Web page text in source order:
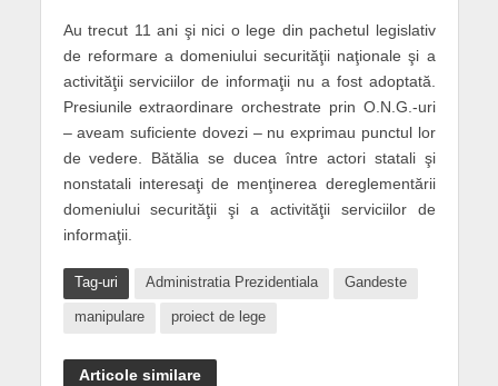
Au trecut 11 ani şi nici o lege din pachetul legislativ
de reformare a domeniului securităţii naţionale şi a
activităţii serviciilor de informaţii nu a fost adoptată.
Presiunile extraordinare orchestrate prin O.N.G.-uri
– aveam suficiente dovezi – nu exprimau punctul lor
de vedere. Bătălia se ducea între actori statali şi
nonstatali interesaţi de menţinerea dereglementării
domeniului securităţii şi a activităţii serviciilor de
informaţii.
Tag-uri Administratia Prezidentiala Gandeste
manipulare proiect de lege
Articole similare